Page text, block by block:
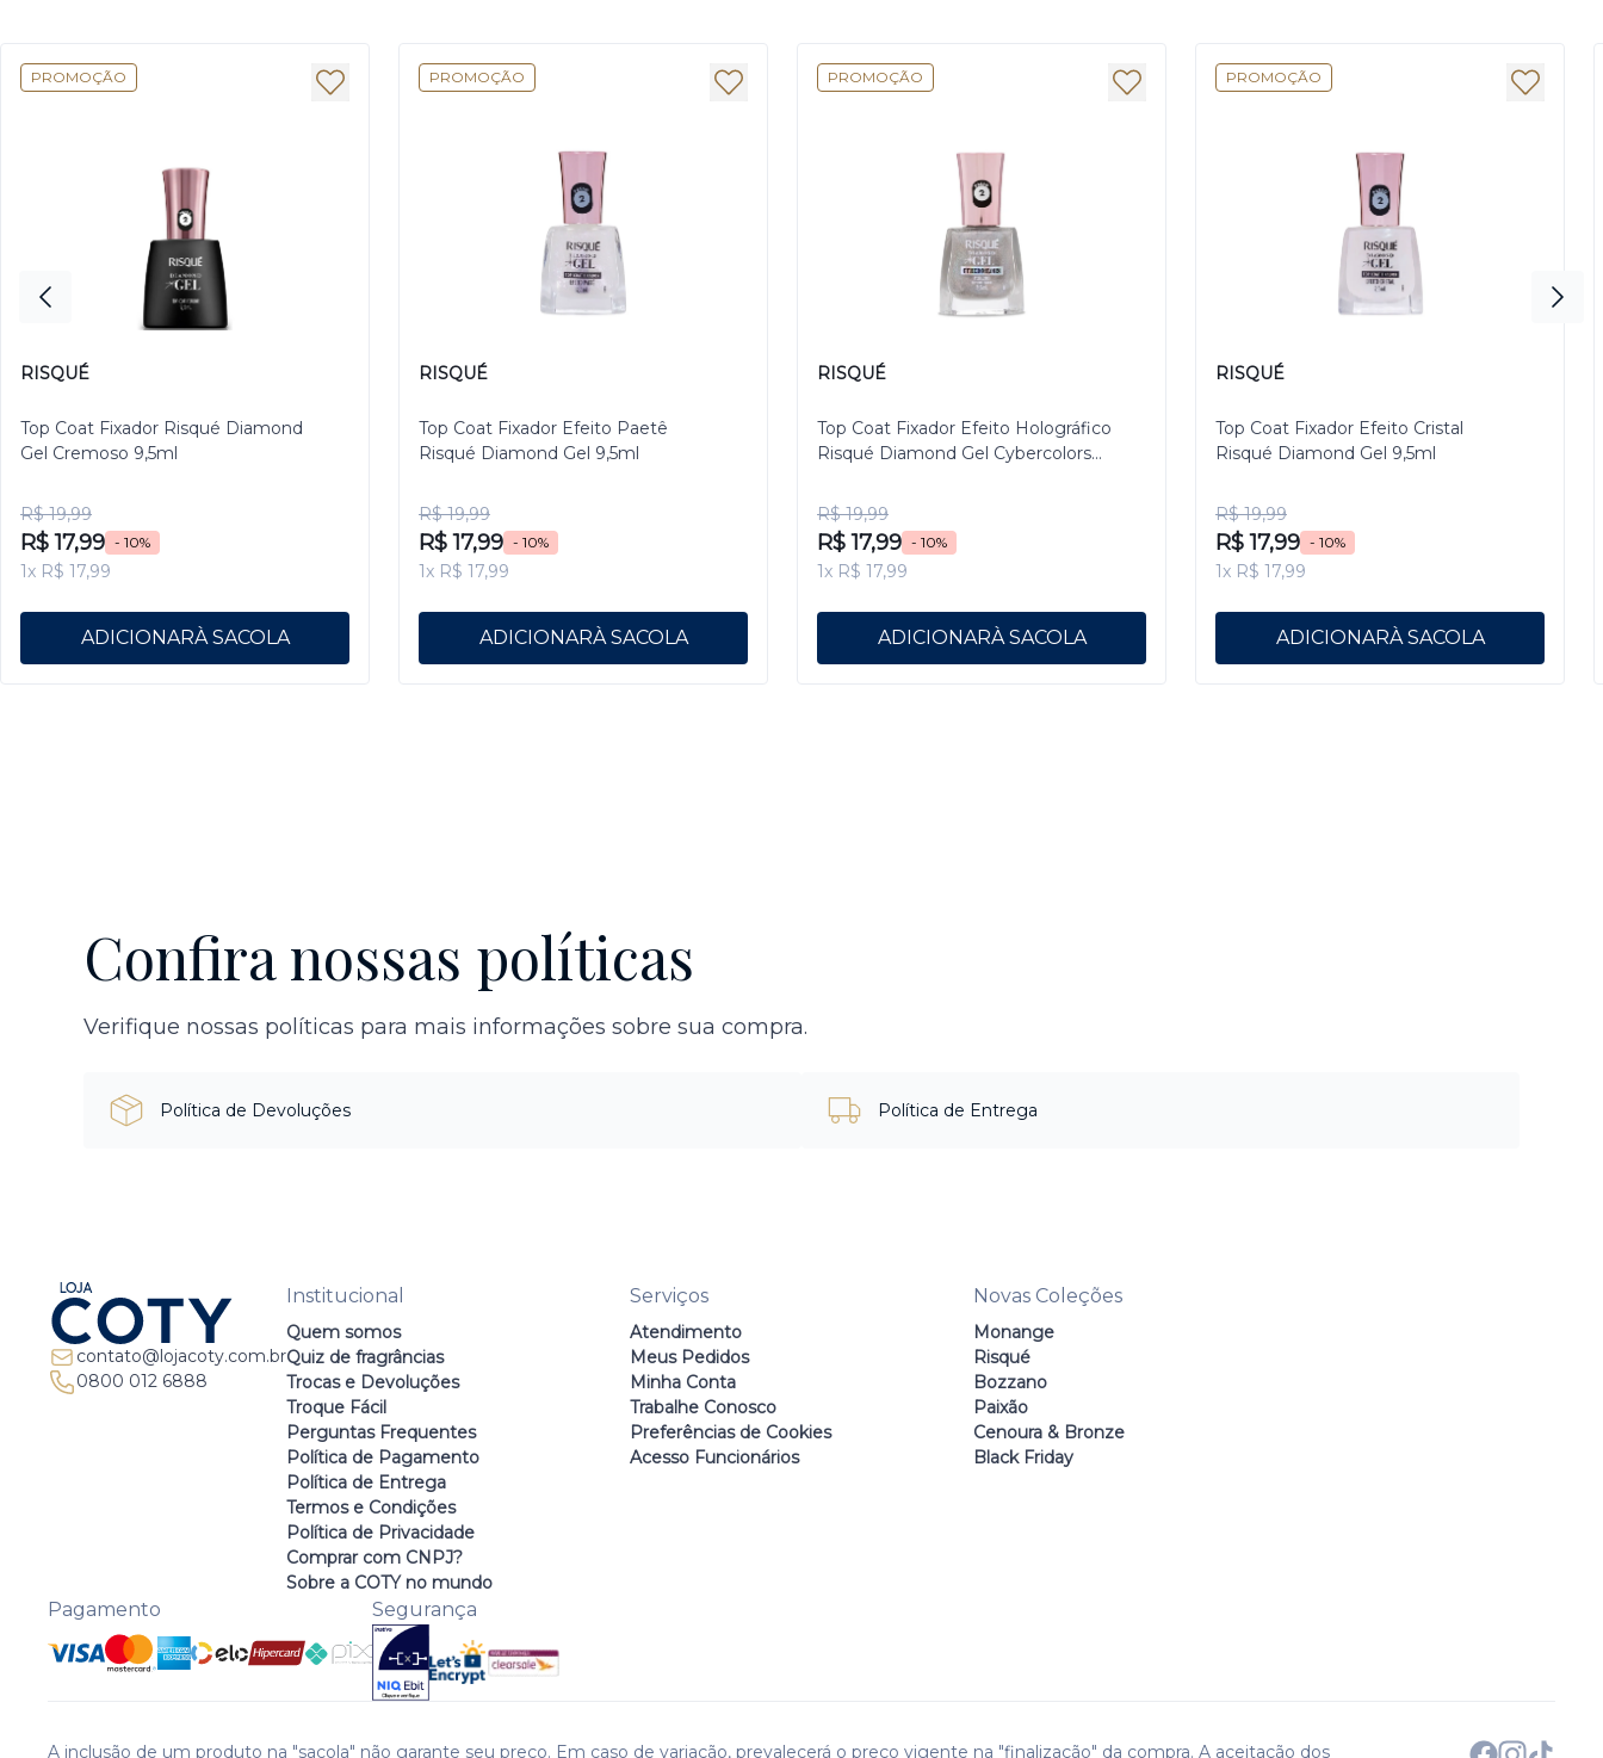
PROMOÇÃO
RISQUÉ
Top Coat Fixador Risqué Diamond
Gel Cremoso 9,5ml
R$ 19,99
R$ 17,99 - 10%
1x R$ 17,99
ADICIONAR
PROMOÇÃO
RISQUÉ
Top Coat Fixador Efeito Paetê
Risqué Diamond Gel 9,5ml
R$ 19,99
R$ 17,99 - 10%
1x R$ 17,99
ADICIONAR
PROMOÇÃO
RISQUÉ
Top Coat Fixador Efeito Holográfico
Risqué Diamond Gel Cybercolors
R$ 19,99
R$ 17,99 - 10%
1x R$ 17,99
ADICIONAR
PROMOÇÃO
RISQUÉ
Top Coat Fixador Efeito Cristal
Risqué Diamond Gel 9,5ml
R$ 19,99
R$ 17,99 - 10%
1x R$ 17,99
ADICIONAR
Confira nossas políticas
Verifique nossas políticas para mais informações sobre sua compra.
Política de Devoluções Política de Entrega
contato@lojacoty.com.br
0800 012 6888
Institucional
Quem somos
Quiz de fragrâncias
Trocas e Devoluções
Troque Fácil
Perguntas Frequentes
Política de Pagamento
Política de Entrega
Termos e Condições
Política de Privacidade
Comprar com CNPJ?
Sobre a COTY no mundo
Serviços
Atendimento
Meus Pedidos
Minha Conta
Trabalhe Conosco
Preferências de Cookies
Acesso Funcionários
Novas Coleções
Monange
Risqué
Bozzano
Paixão
Cenoura & Bronze
Black Friday
Pagamento Segurança
A inclusão de um produto na "sacola" não garante seu preço. Em caso de variação, prevalecerá o preço vigente na "finalização" da compra. A aceitação dos